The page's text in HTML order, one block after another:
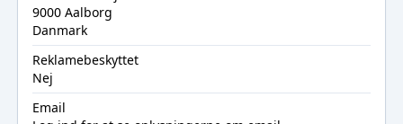
9000 Aalborg
Danmark
Reklamebeskyttet
Nej
Email